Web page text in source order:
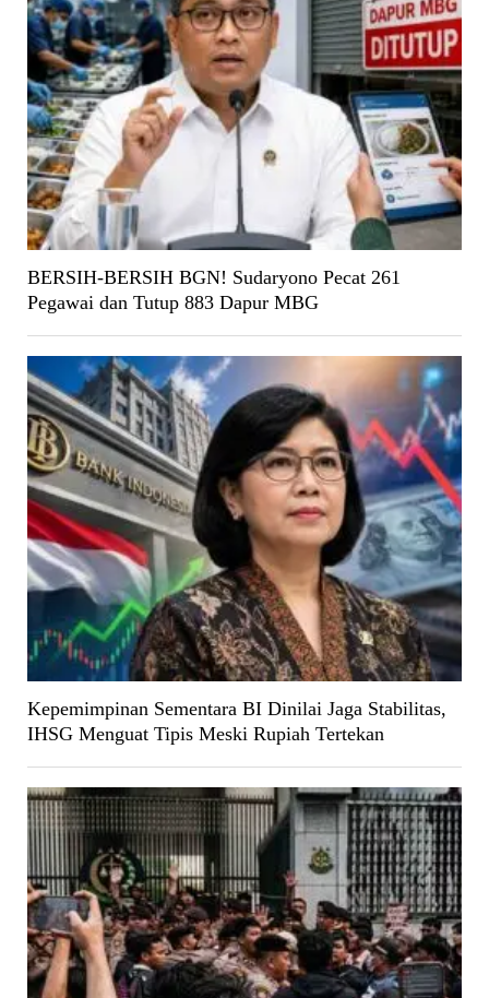
BERSIH-BERSIH BGN! Sudaryono Pecat 261
Pegawai dan Tutup 883 Dapur MBG
Kepemimpinan Sementara BI Dinilai Jaga Stabilitas,
IHSG Menguat Tipis Meski Rupiah Tertekan